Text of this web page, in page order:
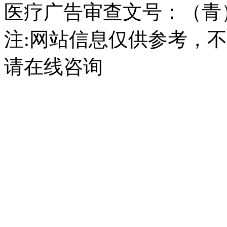
医疗广告审查文号：（
注:网站信息仅供参考，
请在线咨询